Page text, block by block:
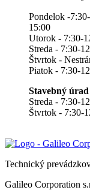
Pondelok -
15:00
Utorok - 7:30-
Streda - 7:30-
Štvrtok -
Piatok - 7:30-
Stavebný úrad
Streda - 7:30-
Štvrtok - 7:30-
Technický
Galileo Corporation